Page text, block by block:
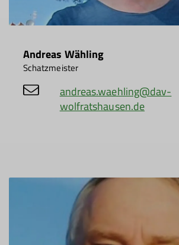
Andreas Wähling
Schatzmeister
andreas.waehling@dav-
wolfratshausen.de